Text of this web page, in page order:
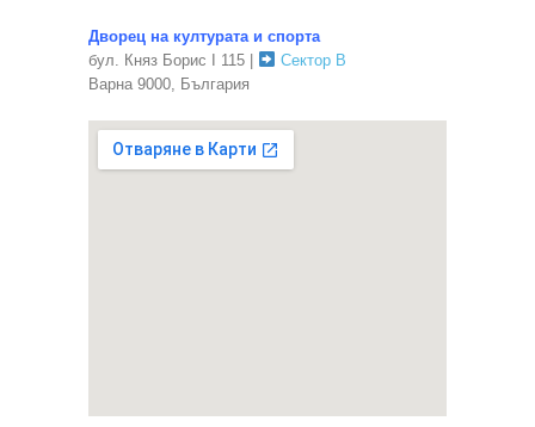
Дворец на културата и спорта
бул. Княз Борис I 115 |
Сектор В
Варна 9000, България